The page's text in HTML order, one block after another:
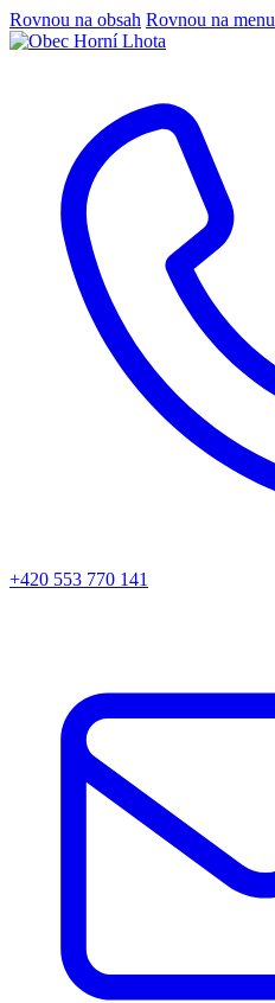
Rovnou na obsah Rovnou na menu
+420 553 770 141